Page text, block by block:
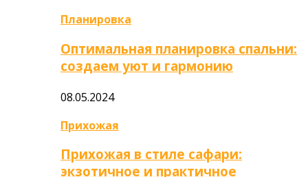
Планировка
Оптимальная планировка спальни:
создаем уют и гармонию
08.05.2024
Прихожая
Прихожая в стиле сафари:
экзотичное и практичное